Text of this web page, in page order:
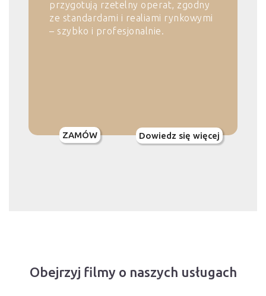
przygotują rzetelny operat, zgodny
ze standardami i realiami rynkowymi
– szybko i profesjonalnie.
ZAMÓW Dowiedz się więcej
Obejrzyj filmy o naszych usługach